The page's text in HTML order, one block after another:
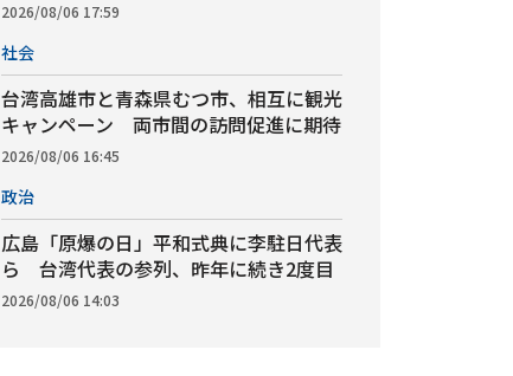
2026/08/06 17:59
社会
台湾高雄市と青森県むつ市、相互に観光
キャンペーン 両市間の訪問促進に期待
2026/08/06 16:45
政治
広島「原爆の日」平和式典に李駐日代表
ら 台湾代表の参列、昨年に続き2度目
2026/08/06 14:03